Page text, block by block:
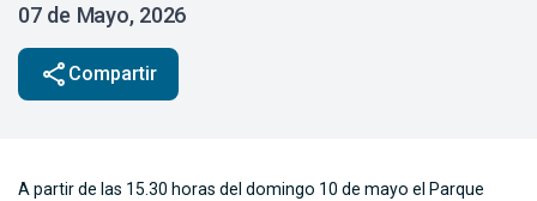
07 de Mayo, 2026
share Compartir
A partir de las 15.30 horas del domingo 10 de mayo el Parque